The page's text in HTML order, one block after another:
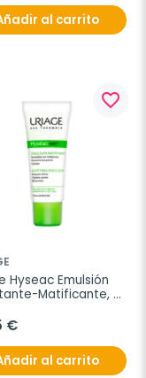
al carrito
favorite_border
Hyseac Emulsión
Matificante,
€
al carrito